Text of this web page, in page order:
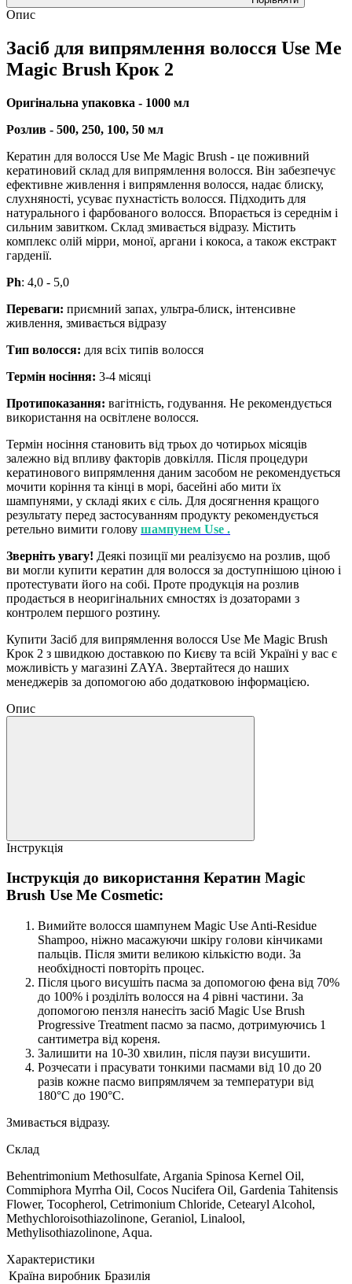
Опис
Засіб для випрямлення волосся Use Me
Magic Brush Крок 2
Оригінальна упаковка - 1000 мл
Розлив - 500, 250, 100, 50 мл
Кератин для волосся Use Me Magic Brush - це поживний
кератиновий склад для випрямлення волосся. Він забезпечує
ефективне живлення і випрямлення волосся, надає блиску,
слухняності, усуває пухнастість волосся. Підходить для
натурального і фарбованого волосся. Впорається із середнім і
сильним завитком. Склад змивається відразу. Містить
комплекс олій мірри, моної, аргани і кокоса, а також екстракт
гарденії.
Ph: 4,0 - 5,0
Переваги: приємний запах, ультра-блиск, інтенсивне
живлення, змивається відразу
Тип волосся: для всіх типів волосся
Термін носіння: 3-4 місяці
Протипоказання: вагітність, годування. Не рекомендується
використання на освітлене волосся.
Термін носіння становить від трьох до чотирьох місяців
залежно від впливу факторів довкілля. Після процедури
кератинового випрямлення даним засобом не рекомендується
мочити коріння та кінці в морі, басейні або мити їх
шампунями, у складі яких є сіль. Для досягнення кращого
результату перед застосуванням продукту рекомендується
ретельно вимити голову шампунем Use .
Зверніть увагу! Деякі позиції ми реалізуємо на розлив, щоб
ви могли купити кератин для волосся за доступнішою ціною і
протестувати його на собі. Проте продукція на розлив
продається в неоригінальних ємностях із дозаторами з
контролем першого розтину.
Купити Засіб для випрямлення волосся Use Me Magic Brush
Крок 2 з швидкою доставкою по Києву та всій Україні у вас є
можливість у магазині ZAYA. Звертайтеся до наших
менеджерів за допомогою або додатковою інформацією.
Опис
Інструкція
Інструкція до використання Кератин Magic
Brush Use Me Cosmetic:
Вимийте волосся шампунем Magic Use Anti-Residue
Shampoo, ніжно масажуючи шкіру голови кінчиками
пальців. Після змити великою кількістю води. За
необхідності повторіть процес.
Після цього висушіть пасма за допомогою фена від 70%
до 100% і розділіть волосся на 4 рівні частини. За
допомогою пензля нанесіть засіб Magic Use Brush
Progressive Treatment пасмо за пасмо, дотримуючись 1
сантиметра від кореня.
Залишити на 10-30 хвилин, після паузи висушити.
Розчесати і прасувати тонкими пасмами від 10 до 20
разів кожне пасмо випрямлячем за температури від
180°C до 190°C.
Змивається відразу.
Склад
Behentrimonium Methosulfate, Argania Spinosa Kernel Oil,
Commiphora Myrrha Oil, Cocos Nucifera Oil, Gardenia Tahitensis
Flower, Tocopherol, Cetrimonium Chloride, Cetearyl Alcohol,
Methychloroisothiazolinone, Geraniol, Linalool,
Methylisothiazolinone, Aqua.
Характеристики
Країна виробник Бразилія